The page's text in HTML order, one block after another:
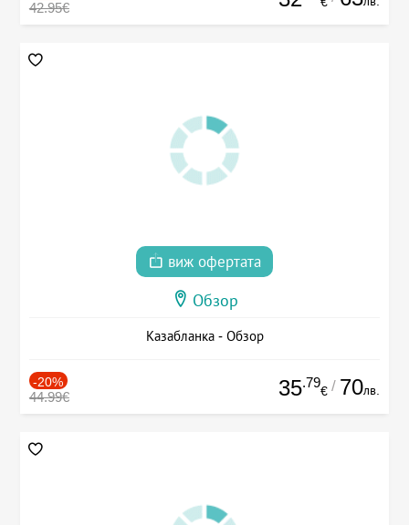
42.95€
виж офертата
Обзор
Казабланка - Обзор
-20%
44.99€ 35.79
€ / 70лв.